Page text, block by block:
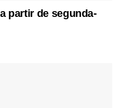
partir de segunda-